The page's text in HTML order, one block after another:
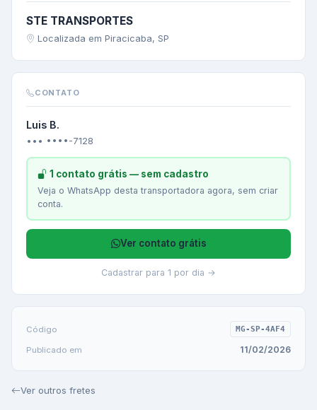
STE TRANSPORTES
Localizada em Piracicaba, SP
CONTATO
Luis B.
••• ••••-7128
1 contato grátis — sem cadastro
Veja o WhatsApp desta transportadora agora, sem criar
conta.
Ver contato grátis
Cadastrar para 1 por dia →
Código MG-SP-4AF4
Publicado em 11/02/2026
Ver outros fretes